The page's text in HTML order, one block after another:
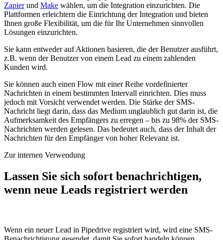
Zapierund Make wählen, um die Integration einzurichten. Die
Plattformen erleichtern die Einrichtung der Integration und bieten
Ihnen große Flexibilität, um die für Ihr Unternehmen sinnvollen
Lösungen einzurichten.
Sie kann entweder auf Aktionen basieren, die der Benutzer ausführt,
z.B. wenn der Benutzer von einem Lead zu einem zahlenden
Kunden wird.
Sie können auch einen Flow mit einer Reihe vordefinierter
Nachrichten in einem bestimmten Intervall einrichten. Dies muss
jedoch mit Vorsicht verwendet werden. Die Stärke der SMS-
Nachricht liegt darin, dass das Medium unglaublich gut darin ist, die
Aufmerksamkeit des Empfängers zu erregen – bis zu 98% der SMS-
Nachrichten werden gelesen. Das bedeutet auch, dass der Inhalt der
Nachrichten für den Empfänger von hoher Relevanz ist.
Zur internen Verwendung
Lassen Sie sich sofort benachrichtigen,
wenn neue Leads registriert werden
Wenn ein neuer Lead in Pipedrive registriert wird, wird eine SMS-